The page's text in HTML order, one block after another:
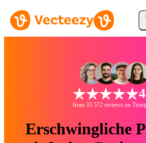
from 33.572 reviews on
Erschwingliche